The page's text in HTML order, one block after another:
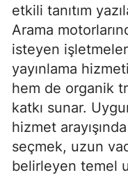
etkili tanıtım
Arama
isteyen işletmeler
yayınlama
hem de organik
katkı sunar.
hizmet
seçmek, uzun
belirleyen temel